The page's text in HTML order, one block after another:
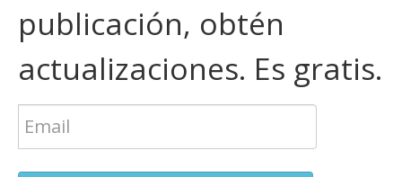
publicación, obtén
actualizaciones. Es gratis.